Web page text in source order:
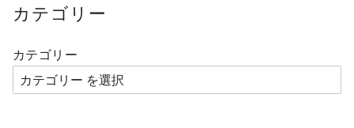
カテゴリー
カテゴリー